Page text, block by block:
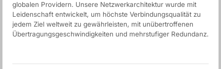
globalen Providern. Unsere Netzwerkarchitektur wurde mit
Leidenschaft entwickelt, um höchste Verbindungsqualität zu
jedem Ziel weltweit zu gewährleisten, mit unübertroffenen
Übertragungsgeschwindigkeiten und mehrstufiger Redundanz.